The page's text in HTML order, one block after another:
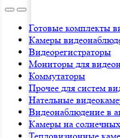
Готовые комплекты
Камеры
Видеорегистраторы
Мониторы для
Коммутаторы
Прочее для систем
Нательные
Видеонаблюдение в
Камеры на